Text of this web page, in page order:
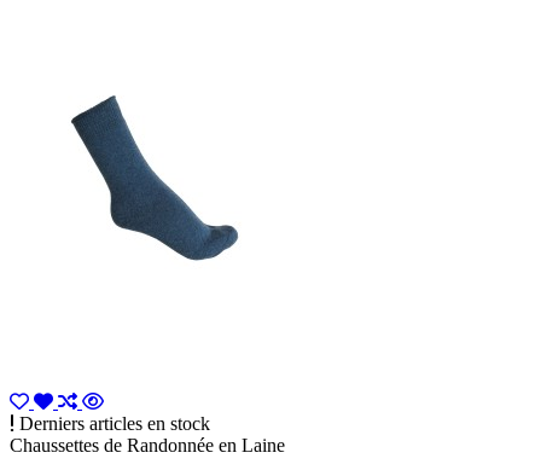
Derniers articles en stock
Chaussettes de Randonnée en Laine